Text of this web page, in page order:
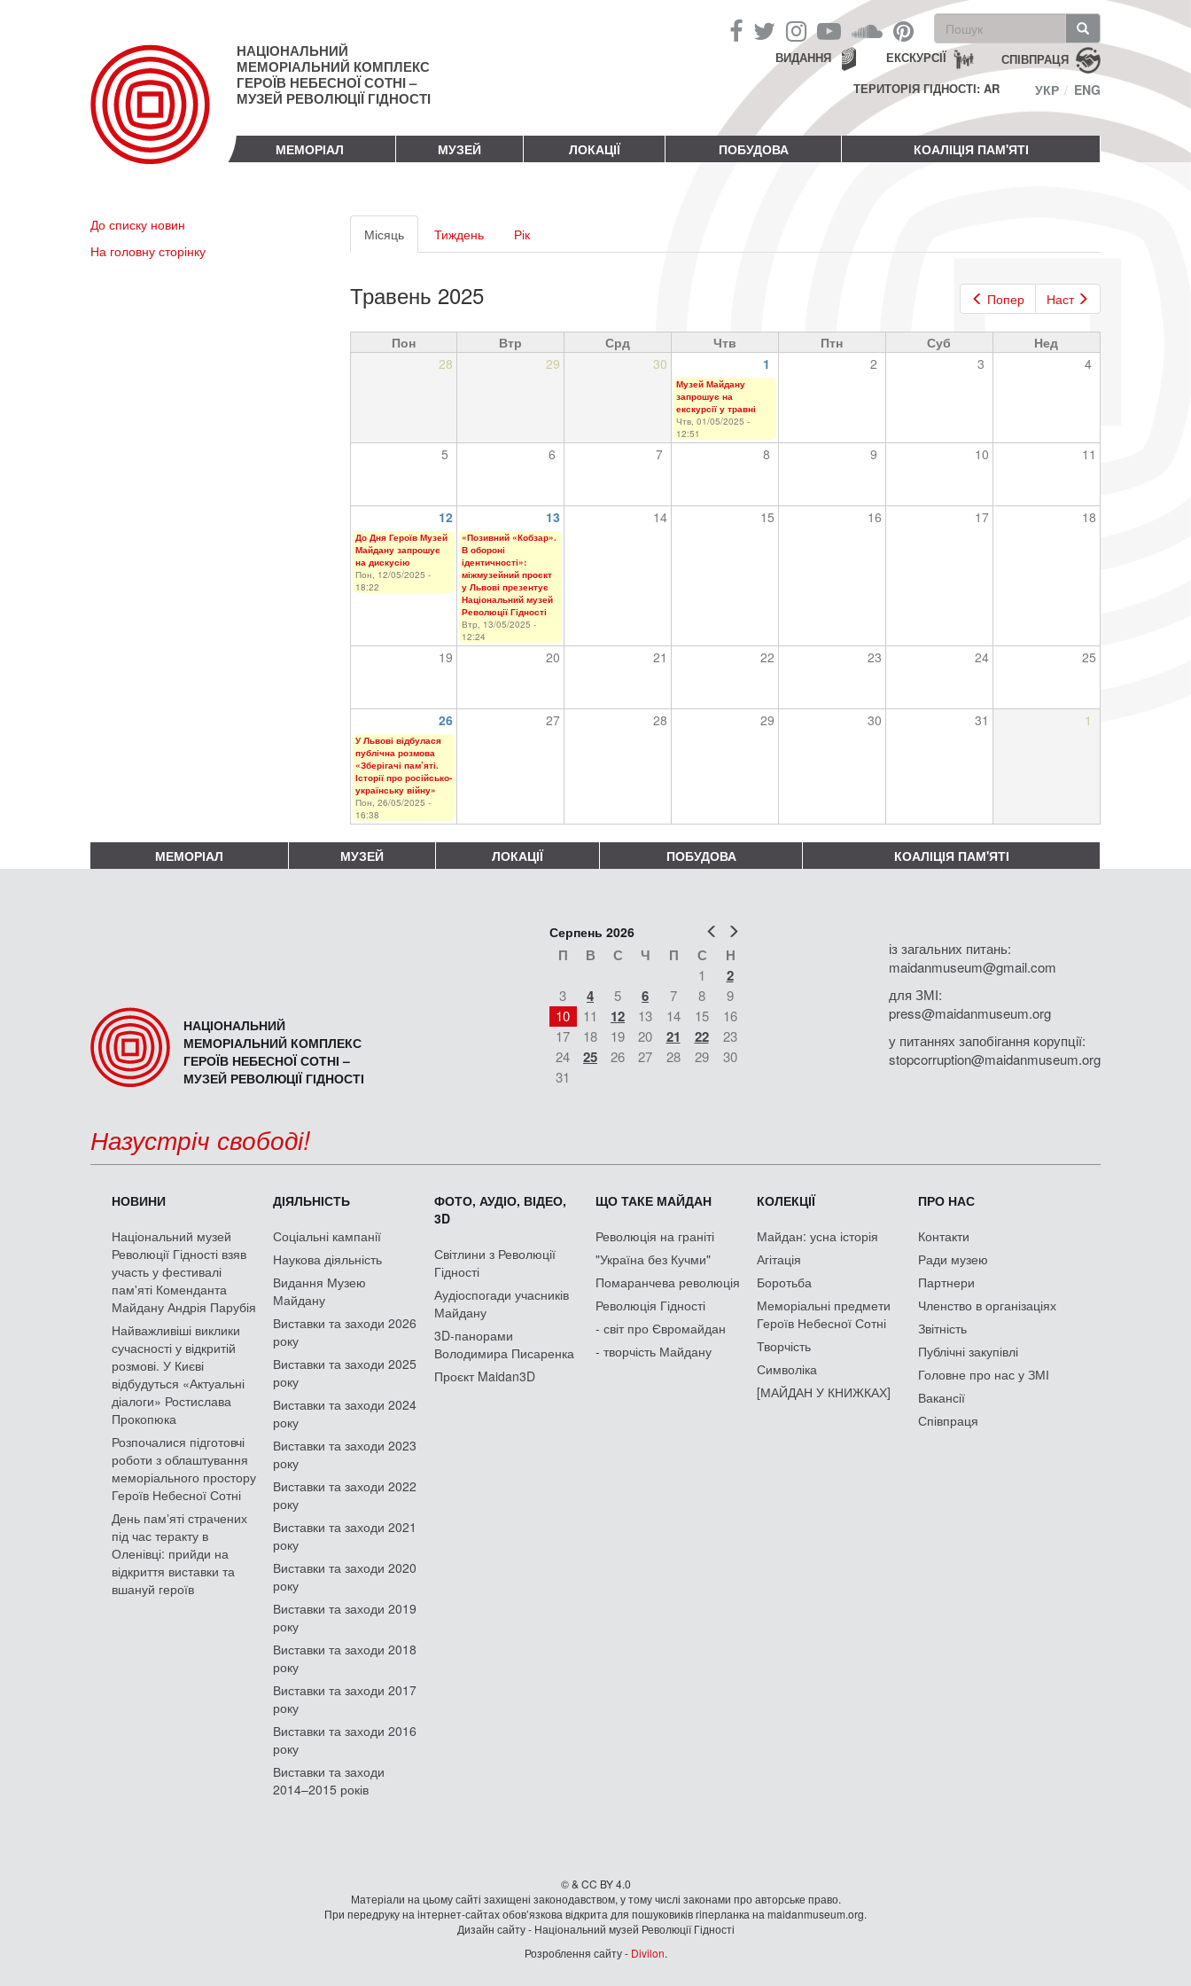
НАЦІОНАЛЬНИЙ
МЕМОРІАЛЬНИЙ КОМПЛЕКС
ГЕРОЇВ НЕБЕСНОЇ СОТНІ –
МУЗЕЙ РЕВОЛЮЦІЇ ГІДНОСТІ
Пошукова
форма
Пошук СПІВПРАЦЯ
ЕКСКУРСІЇ
ВИДАННЯ
ТЕРИТОРІЯ ГІДНОСТІ: AR
УКР ENG
МЕМОРІАЛ МУЗЕЙ ЛОКАЦІЇ ПОБУДОВА КОАЛІЦІЯ ПАМ'ЯТІ
До списку новин
На головну сторінку
Первинні
вкладки
Місяць(активна
вкладка)
Тиждень Рік
Попер Наст
Травень 2025
Пон Втр Срд Чтв Птн Суб
Нед
28
29 30 1 2 3 4
Музей Майдану
запрошує на
екскурсії у травні
Чтв, 01/05/2025 -
12:51
5 6 7 8 9 10 11
12 13 14 15 16 17 18
До Дня Героїв Музей
Майдану запрошує
на дискусію
Пон, 12/05/2025 -
18:22
«Позивний «Кобзар».
В обороні
ідентичності»:
міжмузейний проєкт
у Львові презентує
Національний музей
Революції Гідності
Втр, 13/05/2025 -
12:24
19 20 21 22 23 24 25
26 27 28 29 30 31 1
У Львові відбулася
публічна розмова
«Зберігачі пам’яті.
Історії про російсько-
українську війну»
Пон, 26/05/2025 -
16:38
МЕМОРІАЛ МУЗЕЙ ЛОКАЦІЇ ПОБУДОВА КОАЛІЦІЯ ПАМ'ЯТІ
НАЦІОНАЛЬНИЙ
МЕМОРІАЛЬНИЙ КОМПЛЕКС
ГЕРОЇВ НЕБЕСНОЇ СОТНІ –
МУЗЕЙ РЕВОЛЮЦІЇ ГІДНОСТІ
Попер
Серпень 2026
П В С Ч П С Н
1 2
3 4 5 6 7 8
9
10
11 12 13 14 15
16
17
18 19 20 21 22
23
24
25 26 27 28 29
30
31
із загальних питань:
maidanmuseum@gmail.com
для ЗМІ:
press@maidanmuseum.org
у питаннях запобігання корупції:
stopcorruption@maidanmuseum.org
Назустріч свободі!
НОВИНИ
Національний музей
Революції Гідності взяв
участь у фестивалі
пам'яті Коменданта
Майдану Андрія Парубія
Найважливіші виклики
сучасності у відкритій
розмові. У Києві
відбудуться «Актуальні
діалоги» Ростислава
Прокопюка
Розпочалися підготовчі
роботи з облаштування
меморіального простору
Героїв Небесної Сотні
День памʼяті страчених
під час теракту в
Оленівці: прийди на
відкриття виставки та
вшануй героїв
ДІЯЛЬНІСТЬ
Соціальні кампанії
Наукова діяльність
Видання Музею
Майдану
Виставки та заходи 2026
року
Виставки та заходи 2025
року
Виставки та заходи 2024
року
Виставки та заходи 2023
року
Виставки та заходи 2022
року
Виставки та заходи 2021
року
Виставки та заходи 2020
року
Виставки та заходи 2019
року
Виставки та заходи 2018
року
Виставки та заходи 2017
року
Виставки та заходи 2016
року
Виставки та заходи
2014–2015 років
ФОТО, АУДІО, ВІДЕО,
3D
Світлини з Революції
Гідності
Аудіоспогади учасників
Майдану
3D-панорами
Володимира Писаренка
Проєкт Maidan3D
ЩО ТАКЕ МАЙДАН
Революція на граніті
"Україна без Кучми"
Помаранчева революція
Революція Гідності
- світ про Євромайдан
- творчість Майдану
КОЛЕКЦІЇ
Майдан: усна історія
Агітація
Боротьба
Меморіальні предмети
Героїв Небесної Сотні
Творчість
Символіка
[МАЙДАН У КНИЖКАХ]
ПРО НАС
Контакти
Ради музею
Партнери
Членство в організаціях
Звітність
Публічні закупівлі
Головне про нас у ЗМІ
Вакансії
Співпраця
© & CC BY 4.0
Матеріали на цьому сайті захищені законодавством, у тому числі законами про авторське право.
При передруку на iнтернет-сайтах обов’язкова відкрита для пошуковиків гiперланка на maidanmuseum.org.
Дизайн сайту - Національний музей Революції Гідності
Розроблення сайту - Divilon.